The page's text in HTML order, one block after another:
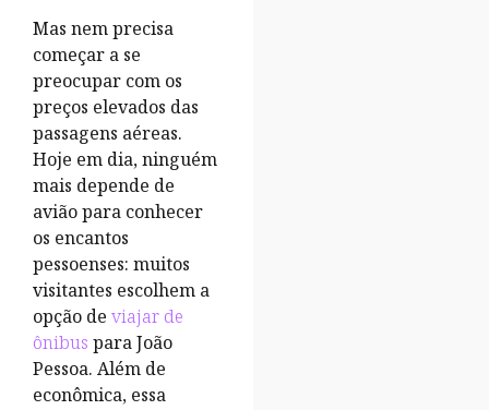
Mas nem precisa
começar a se
preocupar com os
preços elevados das
passagens aéreas.
Hoje em dia, ninguém
mais depende de
avião para conhecer
os encantos
pessoenses: muitos
visitantes escolhem a
opção de viajar de
ônibus para João
Pessoa. Além de
econômica, essa